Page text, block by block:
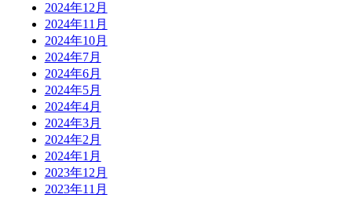
2024年12月
2024年11月
2024年10月
2024年7月
2024年6月
2024年5月
2024年4月
2024年3月
2024年2月
2024年1月
2023年12月
2023年11月